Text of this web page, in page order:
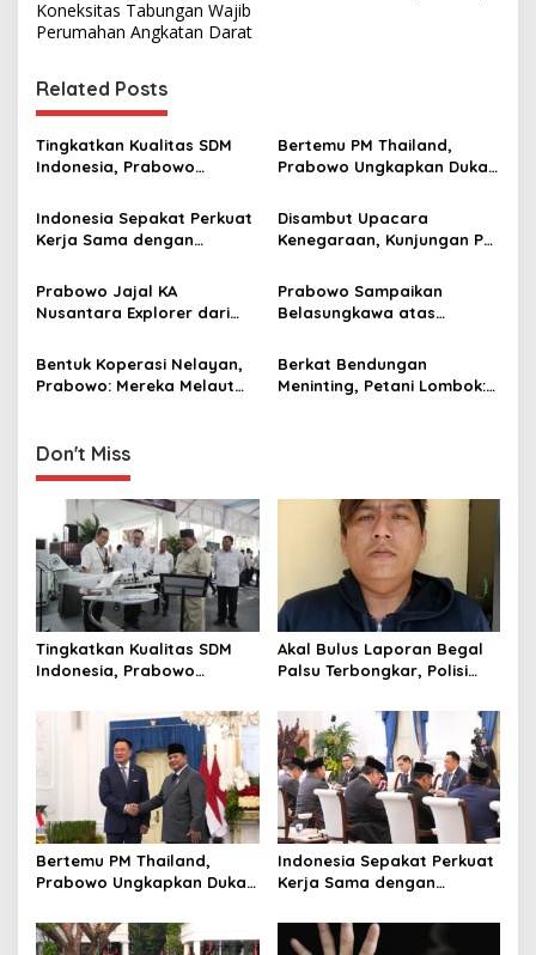
t
a
v
i
a
i
n
Koneksitas Tabungan Wajib
Perumahan Angkatan Darat
Related Posts
Tingkatkan Kualitas SDM
Indonesia, Prabowo
hingga Undang Universitas
Terbaik Dunia
Bertemu PM Thailand,
Prabowo Ungkapkan Duka
Selamat Ulang Tahun ke
Raja Thailand
Indonesia Sepakat Perkuat
Kerja Sama dengan
hingga Ekonomi Digital
Disambut Upacara
Kenegaraan, Kunjungan PM
Hubungan Indonesia-
Thailand
Prabowo Jajal KA
Nusantara Explorer dari
Hangat Warga
Prabowo Sampaikan
Belasungkawa atas
bin Khalifa Al Thani
Bentuk Koperasi Nelayan,
Prabowo: Mereka Melaut
Berkat Bendungan
Meninting, Petani Lombok:
Don't Miss
Tingkatkan Kualitas SDM
Indonesia, Prabowo
hingga Undang Universitas
Terbaik Dunia
Akal Bulus Laporan Begal
Palsu Terbongkar, Polisi
Perusahaan untuk Crypto
Bertemu PM Thailand,
Prabowo Ungkapkan Duka
Selamat Ulang Tahun ke
Raja Thailand
Indonesia Sepakat Perkuat
Kerja Sama dengan
hingga Ekonomi Digital